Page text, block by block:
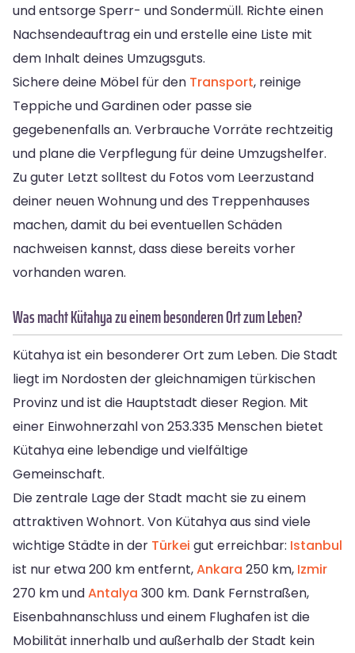
und entsorge Sperr- und Sondermüll. Richte einen
Nachsendeauftrag ein und erstelle eine Liste mit
dem Inhalt deines Umzugsguts.
Sichere deine Möbel für den Transport, reinige
Teppiche und Gardinen oder passe sie
gegebenenfalls an. Verbrauche Vorräte rechtzeitig
und plane die Verpflegung für deine Umzugshelfer.
Zu guter Letzt solltest du Fotos vom Leerzustand
deiner neuen Wohnung und des Treppenhauses
machen, damit du bei eventuellen Schäden
nachweisen kannst, dass diese bereits vorher
vorhanden waren.
Was macht Kütahya zu einem besonderen Ort zum Leben?
Kütahya ist ein besonderer Ort zum Leben. Die Stadt
liegt im Nordosten der gleichnamigen türkischen
Provinz und ist die Hauptstadt dieser Region. Mit
einer Einwohnerzahl von 253.335 Menschen bietet
Kütahya eine lebendige und vielfältige
Gemeinschaft.
Die zentrale Lage der Stadt macht sie zu einem
attraktiven Wohnort. Von Kütahya aus sind viele
wichtige Städte in der Türkei gut erreichbar: Istanbul
ist nur etwa 200 km entfernt,Ankara 250 km, Izmir
270 km undAntalya 300 km. Dank Fernstraßen,
Eisenbahnanschluss und einem Flughafen ist die
Mobilität innerhalb und außerhalb der Stadt kein